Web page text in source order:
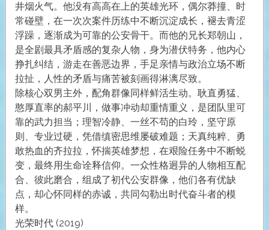
井烟火气。他没有高高在上的英雄光环，偶尔莽撞、时
常碰壁，在一次次案件历练中不断沉淀成长，褪去青涩
浮躁，逐渐成为可靠的公安骨干。而他的兄长郑朝山，
是全剧最具矛盾感的复杂人物，身为潜伏特务，他内心
挣扎纠结，游走在善恶边界，手足亲情与政治立场不断
拉扯，人性的矛盾与痛苦被刻画得淋漓尽致。
除核心双男主外，配角群像同样鲜活生动。耿直勇猛、
憨厚直率的郝平川，做事冲动却重情重义，是团队里可
靠的武力担当；理智冷静、一丝不苟的白玲，坚守原
则、专业过硬，凭借缜密思维屡破难题；天真纯粹、勇
敢热血的齐拉拉，怀揣英雄梦想，在艰险任务中不断蜕
变，最终用生命诠释信仰。一众性格迥异的人物相互配
合、彼此磨合，组成了初代公安群像，他们各有优缺
点，却心怀同样的赤诚，共同勾勒出时代奋斗者的模
样。
光荣时代 (2019)